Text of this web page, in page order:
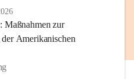
Maßnahmen zur
Amerikanischen